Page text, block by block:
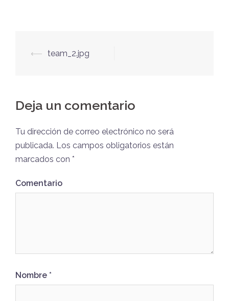
Post
⟵ team_2.jpg
Deja un comentario
Tu dirección de correo electrónico no será
publicada. Los campos obligatorios están
marcados con *
Comentario
Nombre *